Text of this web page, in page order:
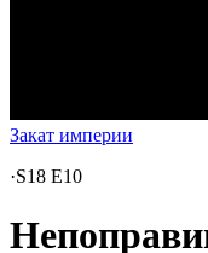
Закат империи
·S18 E10